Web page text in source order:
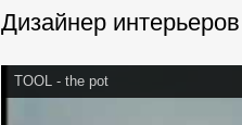
Дизайнер
TOOL - the pot